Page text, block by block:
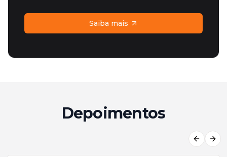
Saiba mais
Depoimentos